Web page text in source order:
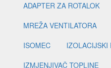
ADAPTER ZA ROTALOK
MREŽA VENTILATORA
ISOMEC
IZOLACIJSKI
IZMJENJIVAČ TOPLINE